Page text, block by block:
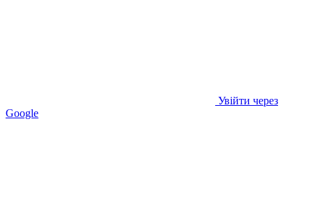
Увійти через
Google